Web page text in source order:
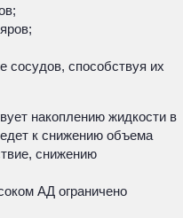
сосудов, способствуя их
накоплению жидкости в
к снижению объема
снижению
АД ограничено